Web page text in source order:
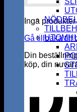
Inga
Gå tillbaka till
Din
köp, din